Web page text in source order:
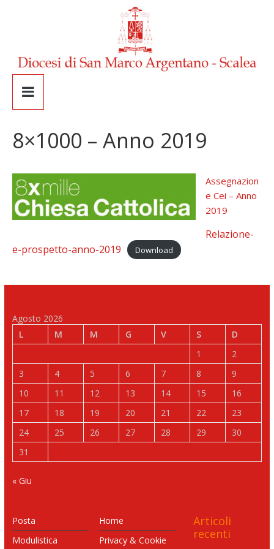
8×1000 – Anno 2019
Assegnazion
e Cei – Anno
2019
Relazione-
e-prospetto-anno-2019
Download
Agosto 2026
L
M M G V S
D
1
2
3
4 5 6 7 8
9
10
11 12 13 14 15
16
17
18 19 20 21 22
23
24
25 26 27 28 29
30
31
« Giu
Posta
Modulistica
Home
Privacy & Cookie
Articoli
recenti